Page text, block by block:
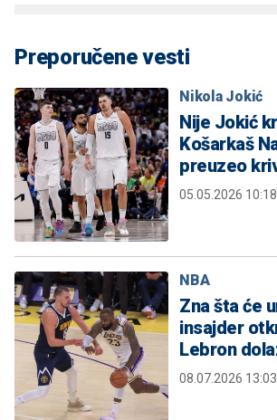
Preporučene vesti
Nikola Jokić
Nije Jokić
Košarkaš
preuzeo
05.05.2026 10:18
NBA
Zna šta će
insajder
Lebron
08.07.2026 13:03